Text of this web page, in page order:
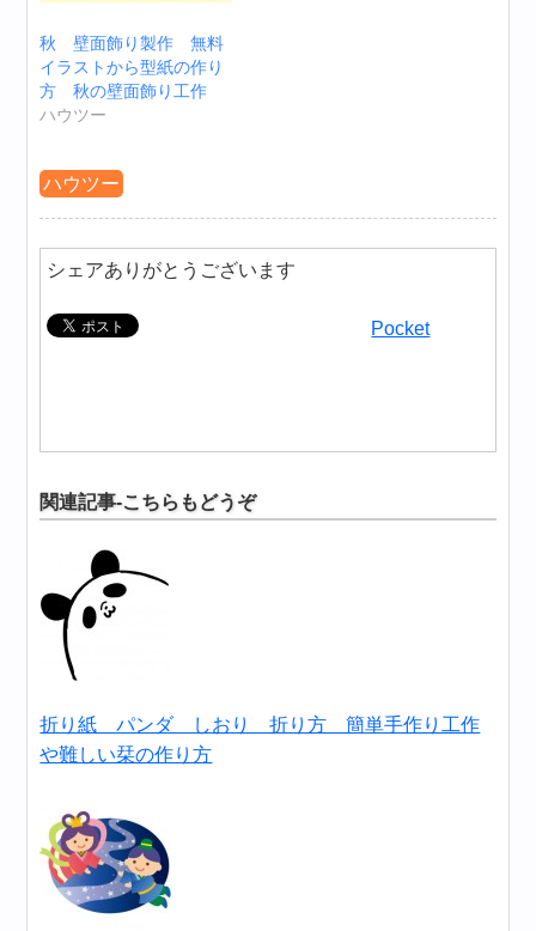
秋 壁面飾り製作 無料
イラストから型紙の作り
方 秋の壁面飾り工作
ハウツー
ハウツー
シェアありがとうございます
Pocket
関連記事-こちらもどうぞ
折り紙 パンダ しおり 折り方 簡単手作り工作
や難しい栞の作り方